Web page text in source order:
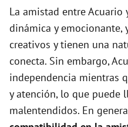
La amistad entre Acuario
dinámica y emocionante,
creativos y tienen una
conecta. Sin embargo,
independencia mientras
y atención, lo que puede
malentendidos. En